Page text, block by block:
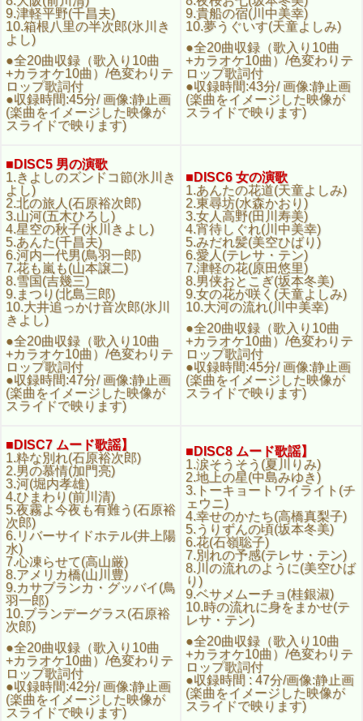
4.星空の秋子(氷川きよし)
5.あんた(千昌夫)
6.河内一代男(鳥羽一郎)
7.花も嵐も(山本譲二)
8.雪国(吉幾三)
9.まつり(北島三郎)
10.大井追っかけ音次郎(氷川
きよし)
●全20曲収録（歌入り10曲
+カラオケ10曲）/色変わり
テロップ歌詞付
画 (楽曲をイメージした映像
がスライドで映ります)
4.宵待しぐれ(川中美幸)
5.みだれ髪(美空ひばり)
6.愛人(テレサ・テン)
7.津軽の花(原田悠里)
8.男侠おとこぎ(坂本冬美)
9.女の花が咲く(天童よしみ)
10.大河の流れ(川中美幸)
●全20曲収録（歌入り10曲
+カラオケ10曲）/色変わり
テロップ歌詞付
■DISC7 ムード歌謡】
1.粋な別れ(石原裕次郎)
2.男の慕情(加門亮)
3.河(堀内孝雄)
4.ひまわり(前川清)
5.夜霧よ今夜も有難う(石原
裕次郎)
6.リバーサイドホテル(井上
陽水)
7.心凍らせて(高山厳)
8.アメリカ橋(山川豊)
9.カサブランカ・グッバイ
(鳥羽一郎)
10.ブランデーグラス(石原裕
次郎)
●全20曲収録（歌入り10曲
+カラオケ10曲）/色変わり
テロップ歌詞付
画 (楽曲をイメージした映像
がスライドで映ります)
■DISC8 ムード歌謡】
1.涙そうそう(夏川りみ)
2.地上の星(中島みゆき)
3.トーキョートワイライト
(チェウニ)
4.幸せのかたち(高橋真梨子)
5.うりずんの頃(坂本冬美)
6.花(石嶺聡子)
7.別れの予感(テレサ・テン)
8.川の流れのように(美空ひ
ばり)
9.ベサメムーチョ(桂銀淑)
10.時の流れに身をまかせ(テ
レサ・テン)
●全20曲収録（歌入り10曲
+カラオケ10曲）/色変わり
がスライドで映ります)
■DISC9 青春歌謡
1.酒と泪と男と女(河島英五)
2.大阪で生まれた女(BORO)
3.秋止符(アリス)
4.とんぼ(長渕剛)
5.愛しき日々(堀内孝雄)
6.ゆうべの秘密(小川知子)
7.恋のしずく(伊藤ゆかり)
8.ブルーライトヨコハマ(い
しだあゆみ)
9.卒業写真(荒井由美)
10.飛んでイスタンブール(庄
野真代)
●全20曲収録（歌入り10曲
+カラオケ10曲）/色変わり
テロップ歌詞付
●収録時間:43分/ 画像:静止
画 (楽曲をイメージした映像
がスライドで映ります)
■DISC10 ヒット演歌
1.気まぐれ道中(坂本冬美)
2.逢えて・・・・横浜(五木
ひろし)
3.じょんから女節(長山洋子)
4.浮雲ふたり(神野美伽)
5.大河(北島三郎)
6.故郷の花のように(前川清)
7.もどりゃんせ(中村美律子)
8.北の秋桜(キム・ヨンジャ)
9.ふたり傘（石原詢子)
10.雑草の泪(田川寿美)
●全20曲収録（歌入り10曲
+カラオケ10曲）/色変わり
テロップ歌詞付
●収録時間:47分/ 画像:静止画
(楽曲をイメージした映像が
スライドで映ります)
9.津軽平野(千昌夫)
10.箱根八里の半次郎(氷川き
よし)
●全20曲収録（歌入り10曲
+カラオケ10曲）/色変わりテ
ロップ歌詞付
●収録時間:45分/ 画像:静止画
(楽曲をイメージした映像が
スライドで映ります)
9.貴船の宿(川中美幸)
10.夢うぐいす(天童よしみ)
●全20曲収録（歌入り10曲
+カラオケ10曲）/色変わりテ
ロップ歌詞付
●収録時間:43分/ 画像:静止画
(楽曲をイメージした映像が
スライドで映ります)
■DISC5 男の演歌
1.きよしのズンドコ節(氷川き
よし)
2.北の旅人(石原裕次郎)
3.山河(五木ひろし)
4.星空の秋子(氷川きよし)
5.あんた(千昌夫)
6.河内一代男(鳥羽一郎)
7.花も嵐も(山本譲二)
8.雪国(吉幾三)
9.まつり(北島三郎)
10.大井追っかけ音次郎(氷川
きよし)
●全20曲収録（歌入り10曲
+カラオケ10曲）/色変わりテ
ロップ歌詞付
●収録時間:47分/ 画像:静止画
(楽曲をイメージした映像が
スライドで映ります)
■DISC6 女の演歌
1.あんたの花道(天童よしみ)
2.東尋坊(水森かおり)
3.女人高野(田川寿美)
4.宵待しぐれ(川中美幸)
5.みだれ髪(美空ひばり)
6.愛人(テレサ・テン)
7.津軽の花(原田悠里)
8.男侠おとこぎ(坂本冬美)
9.女の花が咲く(天童よしみ)
10.大河の流れ(川中美幸)
●全20曲収録（歌入り10曲
+カラオケ10曲）/色変わりテ
ロップ歌詞付
●収録時間:45分/ 画像:静止画
(楽曲をイメージした映像が
スライドで映ります)
■DISC7 ムード歌謡】
1.粋な別れ(石原裕次郎)
2.男の慕情(加門亮)
3.河(堀内孝雄)
4.ひまわり(前川清)
5.夜霧よ今夜も有難う(石原裕
次郎)
6.リバーサイドホテル(井上陽
水)
7.心凍らせて(高山厳)
8.アメリカ橋(山川豊)
9.カサブランカ・グッバイ(鳥
羽一郎)
10.ブランデーグラス(石原裕
次郎)
●全20曲収録（歌入り10曲
+カラオケ10曲）/色変わりテ
ロップ歌詞付
●収録時間:42分/ 画像:静止画
(楽曲をイメージした映像が
スライドで映ります)
■DISC8 ムード歌謡】
1.涙そうそう(夏川りみ)
2.地上の星(中島みゆき)
3.トーキョートワイライト(チ
ェウニ)
4.幸せのかたち(高橋真梨子)
5.うりずんの頃(坂本冬美)
6.花(石嶺聡子)
7.別れの予感(テレサ・テン)
8.川の流れのように(美空ひば
り)
9.ベサメムーチョ(桂銀淑)
10.時の流れに身をまかせ(テ
レサ・テン)
●全20曲収録（歌入り10曲
+カラオケ10曲）/色変わりテ
ロップ歌詞付
●収録時間 : 47分/画像:静止画
(楽曲をイメージした映像が
スライドで映ります)